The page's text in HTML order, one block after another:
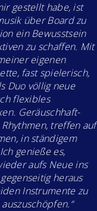
gestellt habe, ist
über Board zu
ein Bewusstsein
zu schaffen. Mit
eigenen
fast spielerisch,
Duo völlig neue
flexibles
Geräuschhaft-
treffen auf
in ständigem
genieße es,
aufs Neue ins
heraus
Instrumente zu